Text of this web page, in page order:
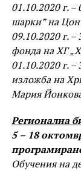
01.10.2020 г.
шарки” на
09.10.2020 г.
фонда на ХГ
01.10.2020 г.
изложба на
Мария
Регионална
5 – 18
Обучения на